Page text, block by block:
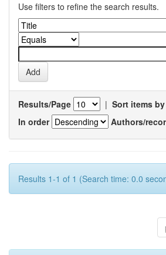
Use filters to refine the search results.
Results/Page | Sort items by
In order
Authors/
Results 1-1 of 1 (Search time: 0.0